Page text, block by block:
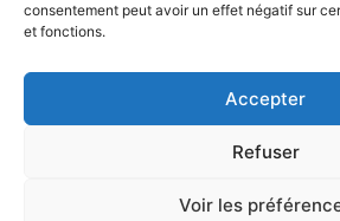
consentement peut avoir un effet négatif sur
et fonctions.
Accepter
Refuser
Voir les
Stand de tir LA
Près de Mazembroz
Tel: +41 (0)79 220 41
Plan d'accès